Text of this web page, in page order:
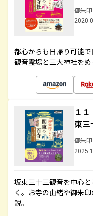
御朱印
都心からも日帰り可能
観音霊場と三大神社をめ
１
東
御朱印
坂東三十三観音を中心
く。お寺の由緒や御朱
説。